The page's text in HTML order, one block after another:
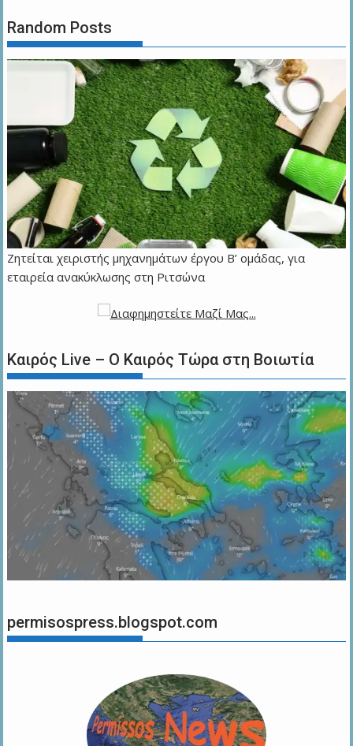
Random Posts
Ζητείται χειριστής μηχανημάτων έργου Β’ ομάδας, για
εταιρεία ανακύκλωσης στη Ριτσώνα
Καιρός Live – Ο Καιρός Τώρα στη Βοιωτία
permisospress.blogspot.com